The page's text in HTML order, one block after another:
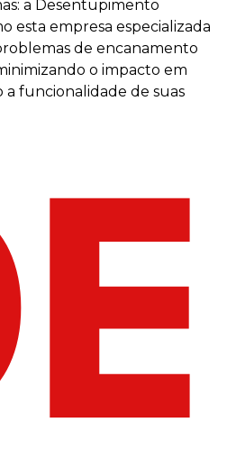
a Desentupimento
esta empresa especializada
de encanamento
o impacto em
funcionalidade de suas